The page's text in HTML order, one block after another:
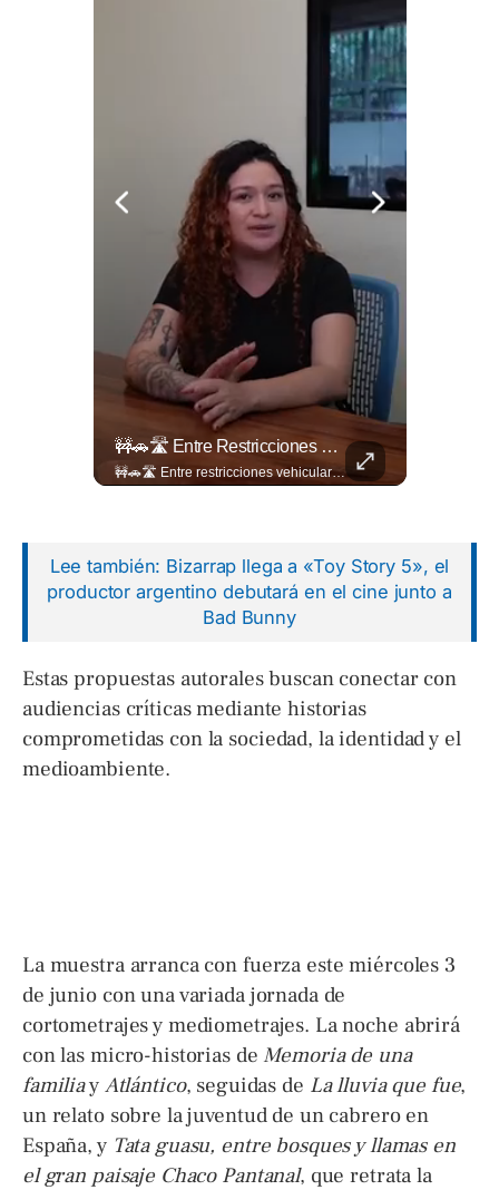
🚧🚗🛣️ Entre Restricciones Vehiculares Y El Despliegue De Maquinaria Pesada, Continúan Los Trabajos De Ampliación Y La Construcción Del Viaducto En El Tramo De Los...
🚧🚗🛣️ Entre restricciones vehiculares y el despliegue de maquinaria pesada, continúan los trabajos de ampliación y la construcción del viaducto en el tramo de Los Chorros, en la carretera Panamericana. Para más información del tramo Los Chorros visita ➡️ eldiariodehoy.com #Nacionales #LosChorros #carreterapanamericana
Lee también: Bizarrap llega a «Toy Story 5», el
productor argentino debutará en el cine junto a
Bad Bunny
Estas propuestas autorales buscan conectar con
audiencias críticas mediante historias
comprometidas con la sociedad, la identidad y el
medioambiente.
La muestra arranca con fuerza este miércoles 3
de junio con una variada jornada de
cortometrajes y mediometrajes. La noche abrirá
con las micro-historias de Memoria de una
familiay Atlántico, seguidas de La lluvia que fue,
un relato sobre la juventud de un cabrero en
España, y Tata guasu, entre bosques y llamas en
el gran paisaje Chaco Pantanal, que retrata la